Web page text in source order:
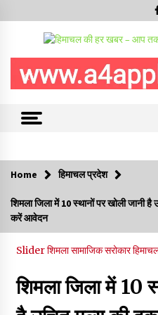
हमीरपुर के बड़सर में
सुक्खू करेंगे ध्वजारोहण
07/08/2026
Home हिमाचल प्रदेश
शिमला जिला में 10 स्थानों पर खोली जानी
करें आवेदन
Sliderशिमलासामाजिक सरोकार
शिमला जिला में 10